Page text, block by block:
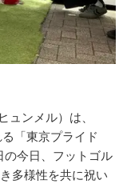
ンメル）は、
「東京プライド
今日、フットゴル
多様性を共に祝い